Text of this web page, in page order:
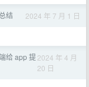
结 2024 年 7 月 1 日
给 app 提 2024 年 4 月
20 日